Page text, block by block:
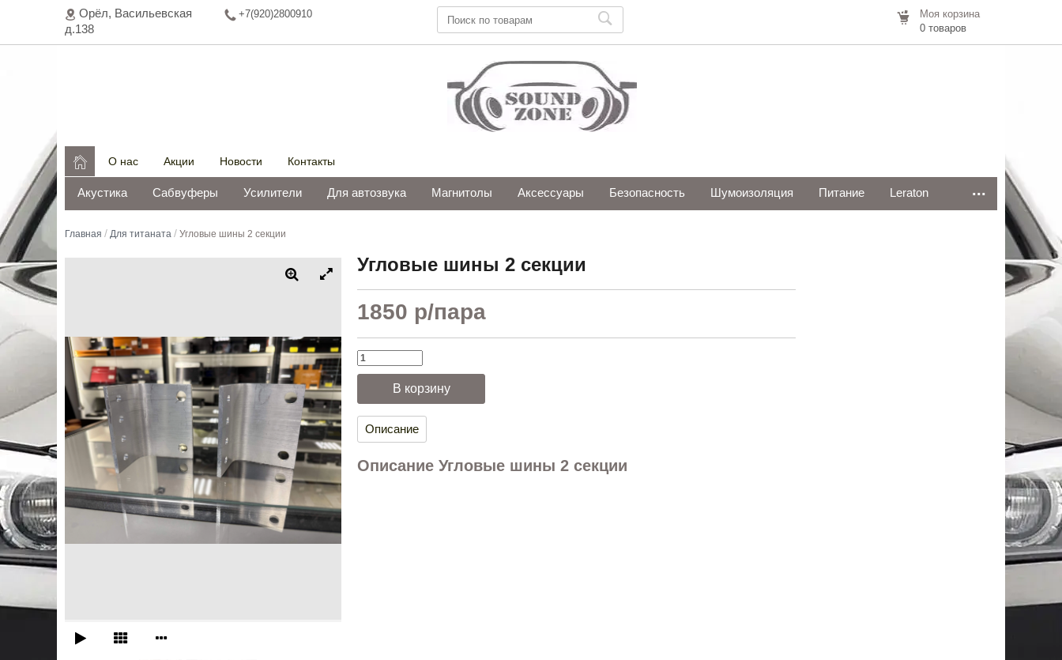
Орёл, Васильeвская
д.138
+7(920)2800910
Моя корзина
0 товаров
 О нас Акции Новости Контакты
Акустика Сабвуферы Усилители Для автозвука Магнитолы Аксессуары Безопасность Шумоизоляция Питание Leraton ...
Главная / Для титаната / Угловые шины 2 секции
Угловые шины 2 секции
1850 р/пара
Описание
Описание Угловые шины 2 секции